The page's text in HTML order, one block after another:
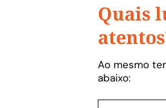
Quais
Ao mesmo
abaixo: